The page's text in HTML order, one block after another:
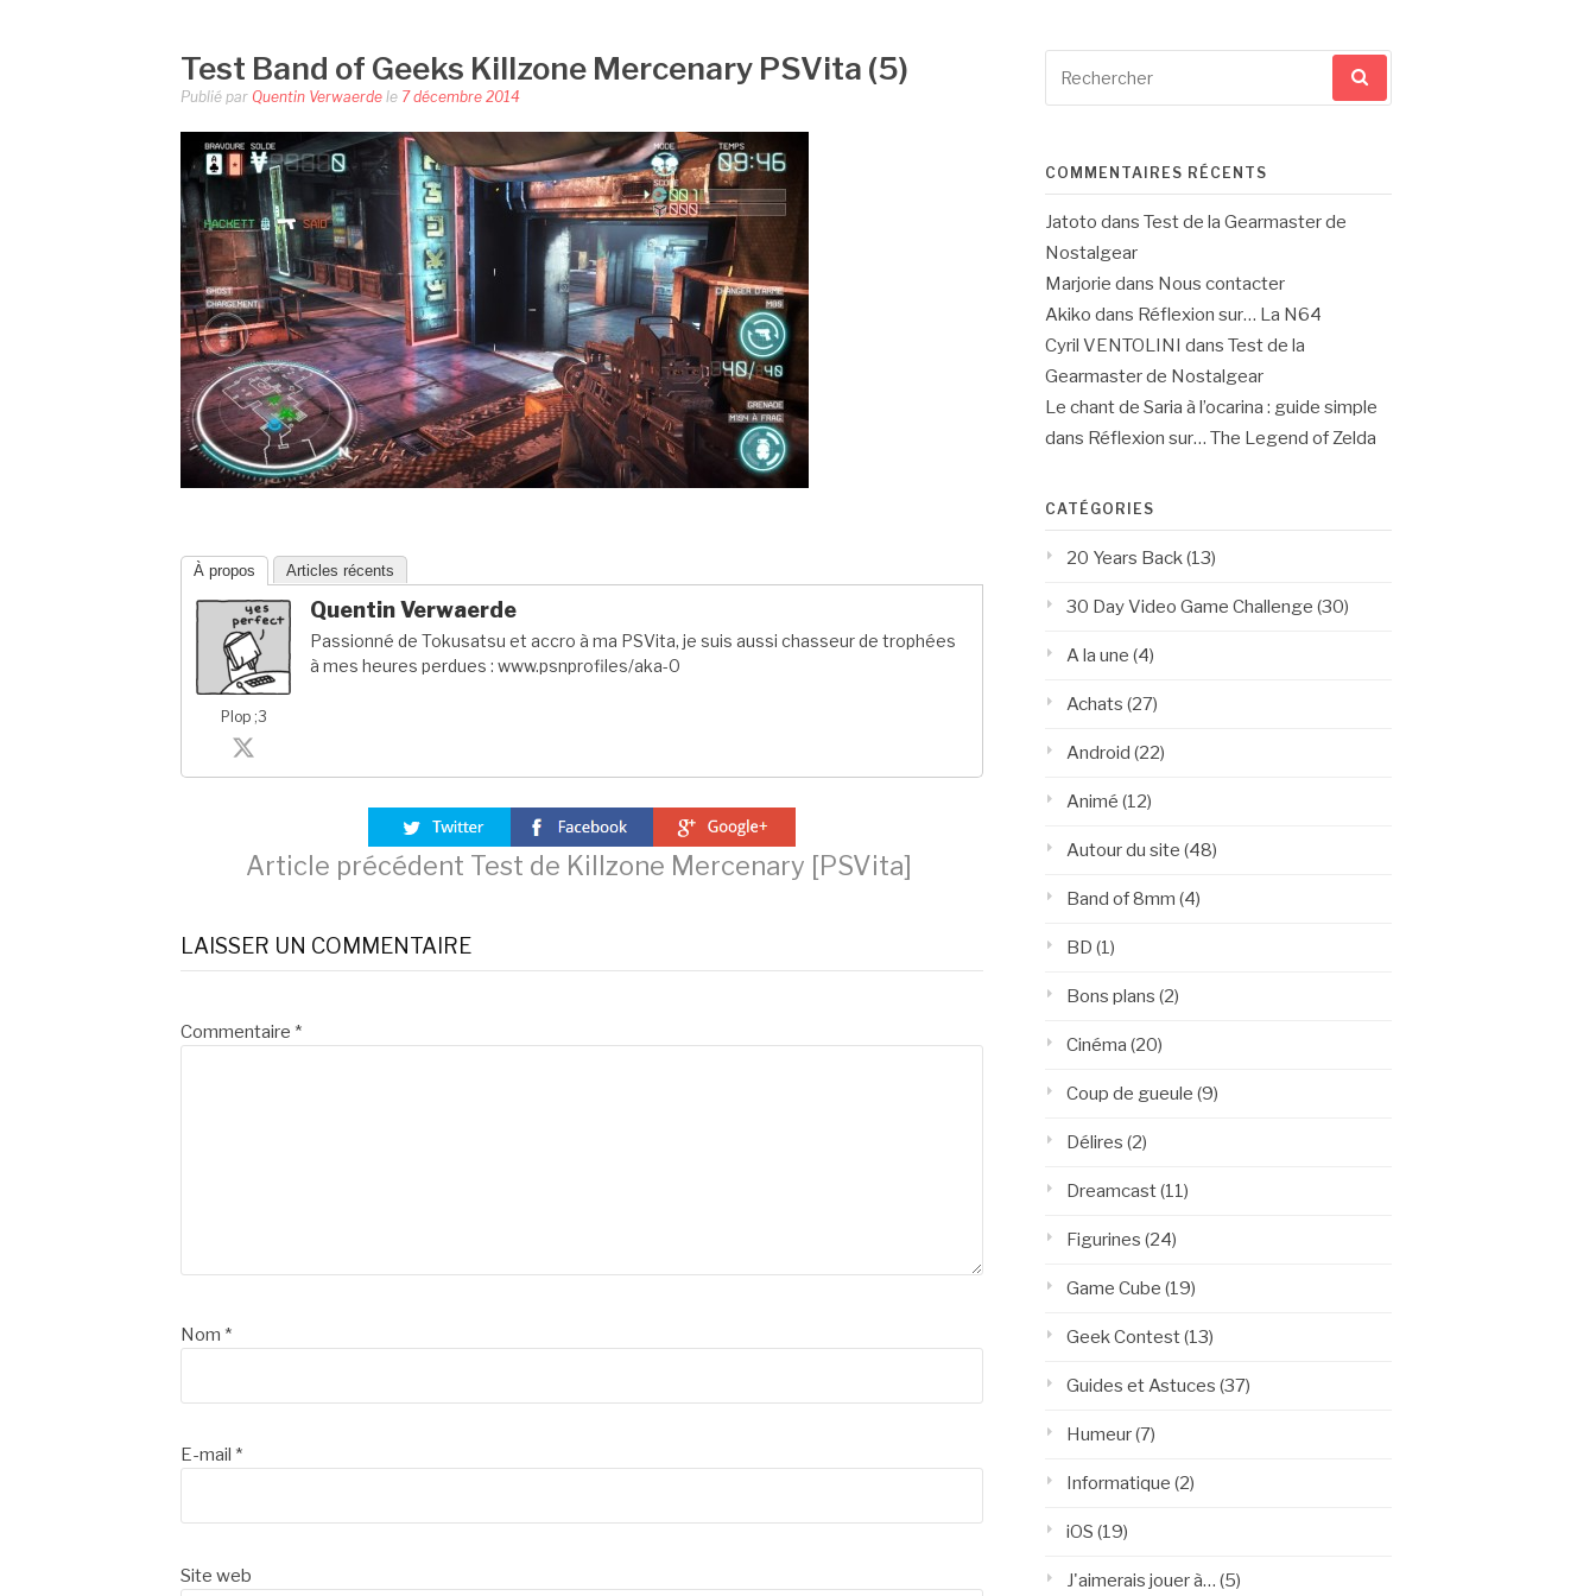
Test Band of Geeks Killzone Mercenary PSVita (5)
Publié par Quentin Verwaerde le 7 décembre 2014
À propos Articles récents
Plop ;3
Quentin Verwaerde
Passionné de Tokusatsu et accro à ma PSVita, je suis aussi chasseur de trophées
à mes heures perdues : www.psnprofiles/aka-0
Lire
la
suite
Article précédent Test de Killzone Mercenary [PSVita]
LAISSER UN COMMENTAIRE
Commentaire *
Nom *
E-mail *
Site web
pour
COMMENTAIRES RÉCENTS
Jatoto dans Test de la Gearmaster de
Nostalgear
Marjorie dans Nous contacter
Akiko dans Réflexion sur… La N64
Cyril VENTOLINI dans Test de la
Gearmaster de Nostalgear
Le chant de Saria à l’ocarina : guide simple
dans Réflexion sur… The Legend of Zelda
CATÉGORIES
20 Years Back (13)
30 Day Video Game Challenge (30)
A la une (4)
Achats (27)
Android (22)
Animé (12)
Autour du site (48)
Band of 8mm (4)
BD (1)
Bons plans (2)
Cinéma (20)
Coup de gueule (9)
Délires (2)
Dreamcast(11)
Figurines (24)
Game Cube (19)
Geek Contest(13)
Guides et Astuces (37)
Humeur(7)
Informatique (2)
iOS (19)
J'aimerais jouer à… (5)